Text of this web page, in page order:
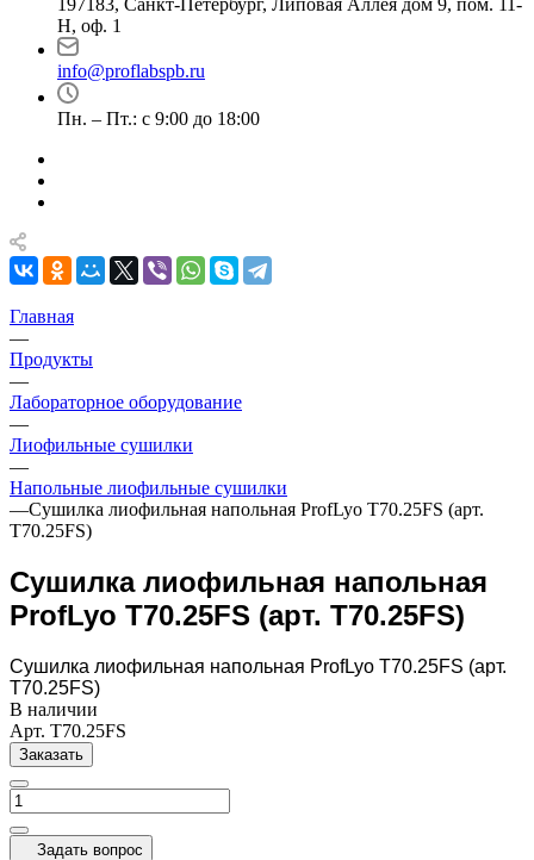
197183, Санкт-Петербург, Липовая Аллея дом 9, пом. 11-
Н, оф. 1
info@proflabspb.ru
Пн. – Пт.: с 9:00 до 18:00
Главная
—
Продукты
—
Лабораторное оборудование
—
Лиофильные сушилки
—
Напольные лиофильные сушилки
—Сушилка лиофильная напольная ProfLyo T70.25FS (арт.
T70.25FS)
Сушилка лиофильная напольная
ProfLyo T70.25FS (арт. T70.25FS)
Сушилка лиофильная напольная ProfLyo T70.25FS (арт.
T70.25FS)
В наличии
Арт. T70.25FS
Заказать
Задать вопрос